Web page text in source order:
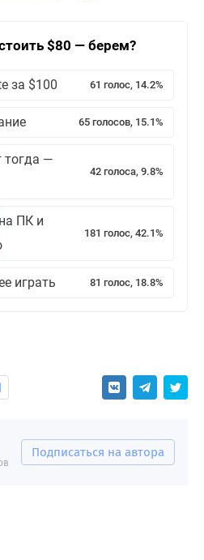
$80 — берем?
за $100 61 голос, 14.2%
65 голосов, 15.1%
тогда —
42 голоса, 9.8%
ПК и
181 голос, 42.1%
играть 81 голос, 18.8%
Подписаться на автора